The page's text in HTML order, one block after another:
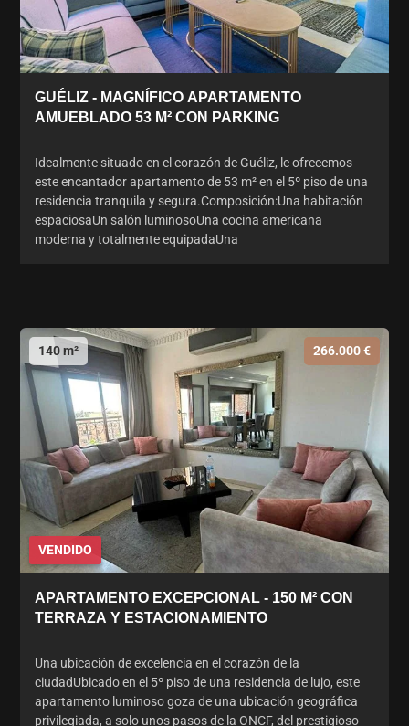
GUÉLIZ - MAGNÍFICO APARTAMENTO
AMUEBLADO 53 M² CON PARKING
Idealmente situado en el corazón de Guéliz, le ofrecemos
este encantador apartamento de 53 m² en el 5º piso de una
residencia tranquila y segura.Composición:Una habitación
espaciosaUn salón luminosoUna cocina americana
moderna y totalmente equipadaUna
140 m² 266.000 €
VENDIDO
APARTAMENTO EXCEPCIONAL - 150 M² CON
TERRAZA Y ESTACIONAMIENTO
Una ubicación de excelencia en el corazón de la
ciudadUbicado en el 5º piso de una residencia de lujo, este
apartamento luminoso goza de una ubicación geográfica
privilegiada, a solo unos pasos de la ONCF, del prestigioso